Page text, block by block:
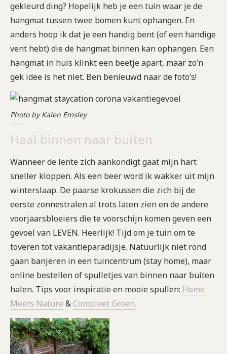
gekleurd ding? Hopelijk heb je een tuin waar je de
hangmat tussen twee bomen kunt ophangen. En
anders hoop ik dat je een handig bent (of een handige
vent hebt) die de hangmat binnen kan ophangen. Een
hangmat in huis klinkt een beetje apart, maar zo’n
gek idee is het niet. Ben benieuwd naar de foto’s!
Photo by Kalen Emsley
Haal binnen naar buiten
Wanneer de lente zich aankondigt gaat mijn hart
sneller kloppen. Als een beer word ik wakker uit mijn
winterslaap. De paarse krokussen die zich bij de
eerste zonnestralen al trots laten zien en de andere
voorjaarsbloeiers die te voorschijn komen geven een
gevoel van LEVEN. Heerlijk! Tijd om je tuin om te
toveren tot vakantieparadijsje. Natuurlijk niet rond
gaan banjeren in een tuincentrum (stay home), maar
online bestellen of spulletjes van binnen naar buiten
halen. Tips voor inspiratie en mooie spullen: Home
Meets Nature & Compleet Groen.